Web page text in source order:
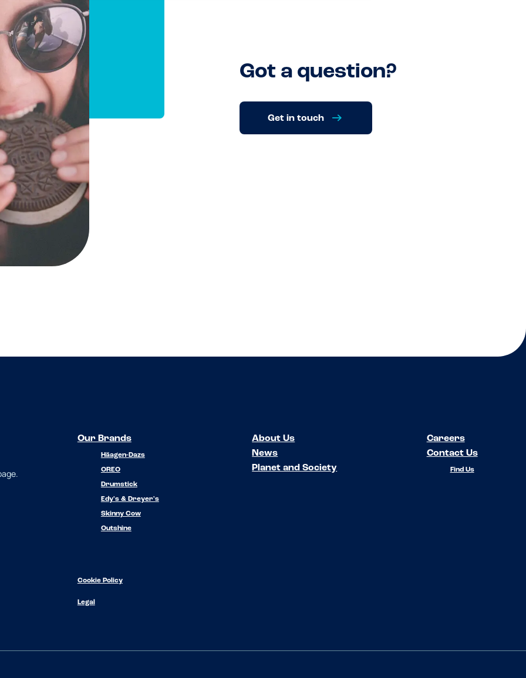
Got a question?
Get in touch
Our Brands
Häagen-Dazs
OREO
Drumstick
Edy's & Dreyer's
Skinny Cow
Outshine
About Us
News
Planet and Society
Careers
Contact Us
Find Us
Cookie Policy
Legal